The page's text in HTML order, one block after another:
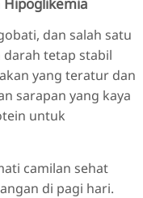
dan salah satu
tetap stabil
yang teratur dan
sarapan yang kaya
untuk
camilan sehat
di pagi hari.